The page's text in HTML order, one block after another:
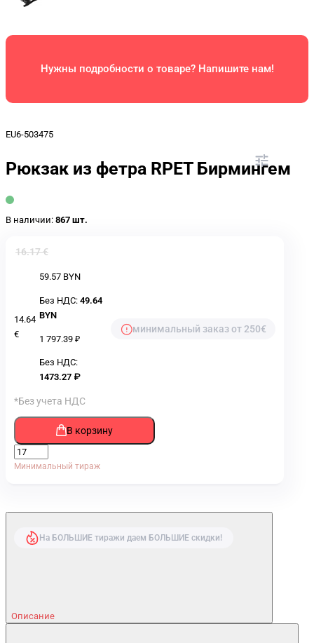
Нужны подробности о товаре? Напишите нам!
EU6-503475
Рюкзак из фетра RPET Бирмингем
В наличии: 867 шт.
14.64
€
59.57 BYN
Без НДС: 49.64
BYN
1 797.39 ₽
Без НДС:
1473.27 ₽
минимальный заказ от 250€
16.17 €
*Без учета НДС
В корзину
Минимальный тираж
На БОЛЬШИЕ тиражи даем БОЛЬШИЕ скидки!
Описание